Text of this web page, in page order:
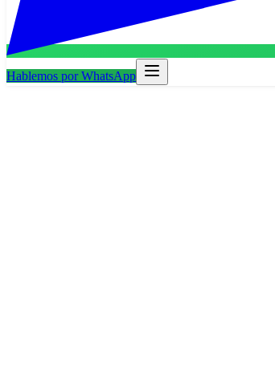
Hablemos por WhatsApp